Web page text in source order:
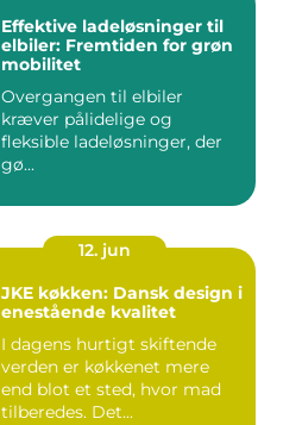
Effektive ladeløsninger til
elbiler: Fremtiden for grøn
mobilitet
Overgangen til elbiler
kræver pålidelige og
fleksible ladeløsninger, der
gø...
12. jun
JKE køkken: Dansk design i
enestående kvalitet
I dagens hurtigt skiftende
verden er køkkenet mere
end blot et sted, hvor mad
tilberedes. Det...